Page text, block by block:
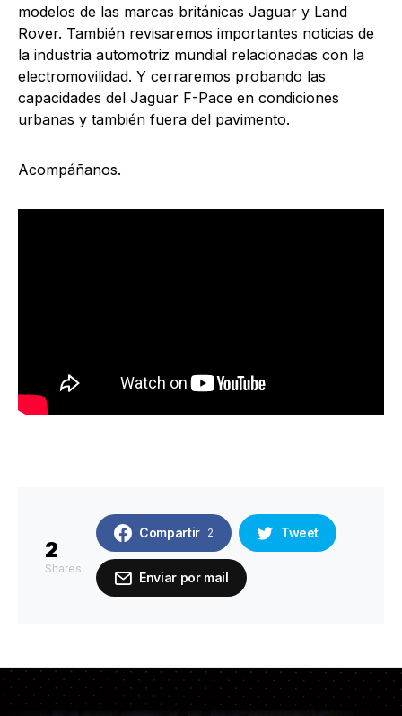
modelos de las marcas británicas Jaguar y Land
Rover. También revisaremos importantes noticias de
la industria automotriz mundial relacionadas con la
electromovilidad. Y cerraremos probando las
capacidades del Jaguar F-Pace en condiciones
urbanas y también fuera del pavimento.
Acompáñanos.
2
Shares
Compartir 2 Tweet
Enviar por mail